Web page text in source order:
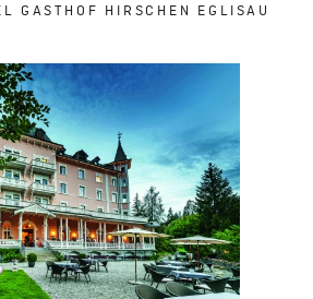
GASTHOF HIRSCHEN EGLISAU